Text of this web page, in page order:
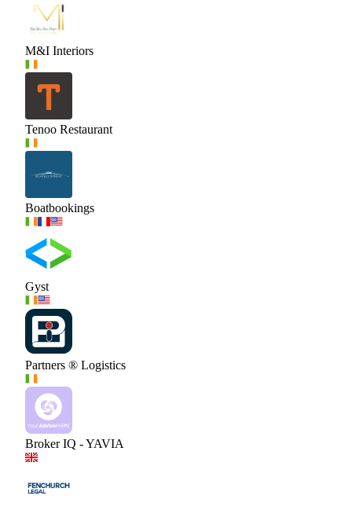
M&I Interiors
Tenoo Restaurant
Boatbookings
Gyst
Partners ® Logistics
Broker IQ - YAVIA